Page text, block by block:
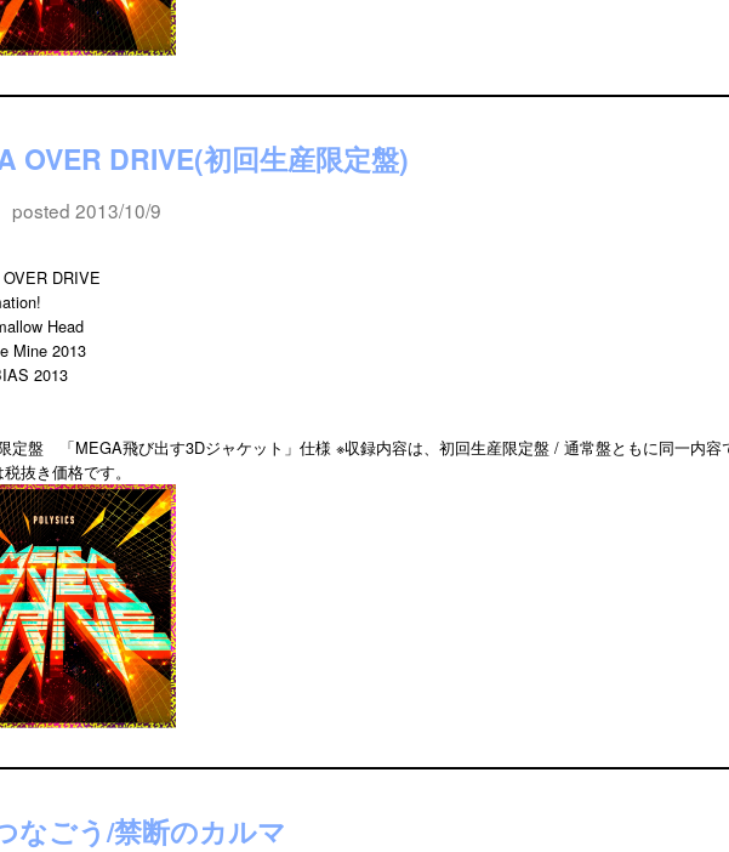
OVER DRIVE(初回生産限定盤)
posted 2013/10/9
DRIVE
Head
Mine 2013
2013
定盤 「MEGA飛び出す3Dジャケット」仕様 ※収録内容は、初回生産限定盤 / 通常盤ともに同一内容
抜き価格です。
なごう/禁断のカルマ